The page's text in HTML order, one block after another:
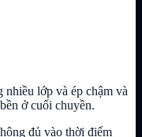
lớp và ép chậm và
ở cuối chuyền.
đủ vào thời điểm